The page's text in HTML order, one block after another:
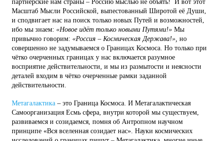
партнёрские нам страны – Россию мыслью не объять! И вот этот
Масштаб Мысли Российской, выпестованный Широтой её Души,
и сподвигает нас на поиск только новых Путей и возможностей,
ибо мы знаем: «Новое идёт только новыми Путями!» Мы
привычно говорим: «Россия – Космическая Держава!», но
совершенно не задумываемся о Границах Космоса. Но только при
чётко очерченных границах у нас включается разумное
восприятие действительности, и мы из размытости и неясности
деталей входим в чётко очерченные рамки заданной
действительности.
Метагалактика – это Граница Космоса. И Метагалактическая
Самоорганизация Есмь сфера, внутри которой мы существуем,
развиваемся и созидаемся, помня об Антропном научном
принципе «Вся вселенная созидает нас». Науки космических